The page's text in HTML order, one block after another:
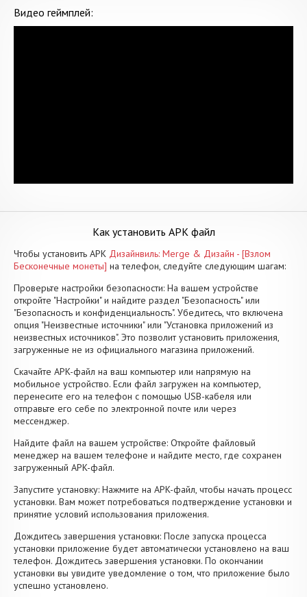
Видео геймплей:
Как установить APK файл
Чтобы установить APK Дизайнвиль: Merge & Дизайн - [Взлом
Бесконечные монеты] на телефон, следуйте следующим шагам:
Проверьте настройки безопасности: На вашем устройстве
откройте "Настройки" и найдите раздел "Безопасность" или
"Безопасность и конфиденциальность". Убедитесь, что включена
опция "Неизвестные источники" или "Установка приложений из
неизвестных источников". Это позволит установить приложения,
загруженные не из официального магазина приложений.
Скачайте APK-файл на ваш компьютер или напрямую на
мобильное устройство. Если файл загружен на компьютер,
перенесите его на телефон с помощью USB-кабеля или
отправьте его себе по электронной почте или через
мессенджер.
Найдите файл на вашем устройстве: Откройте файловый
менеджер на вашем телефоне и найдите место, где сохранен
загруженный APK-файл.
Запустите установку: Нажмите на APK-файл, чтобы начать процесс
установки. Вам может потребоваться подтверждение установки и
принятие условий использования приложения.
Дождитесь завершения установки: После запуска процесса
установки приложение будет автоматически установлено на ваш
телефон. Дождитесь завершения установки. По окончании
установки вы увидите уведомление о том, что приложение было
успешно установлено.